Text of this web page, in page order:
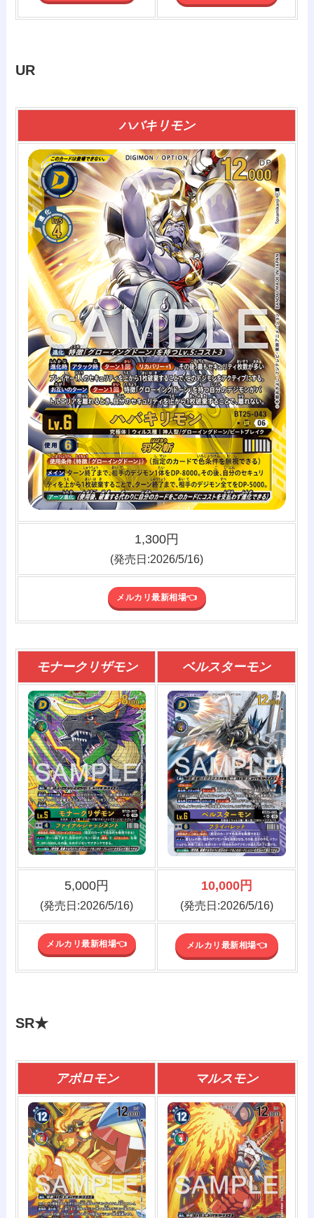
UR
ハバキリモン
1,300円
(発売日:2026/5/16)
メルカリ最新相場👈️
モナークリザモン ベルスターモン
5,000円
(発売日:2026/5/16)
10,000円
(発売日:2026/5/16)
メルカリ最新相場👈️ メルカリ最新相場👈️
SR★
アポロモン マルスモン